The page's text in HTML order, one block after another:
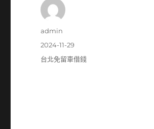
作
admin
發
佈
2024-11-29
分
台北免留車借錢